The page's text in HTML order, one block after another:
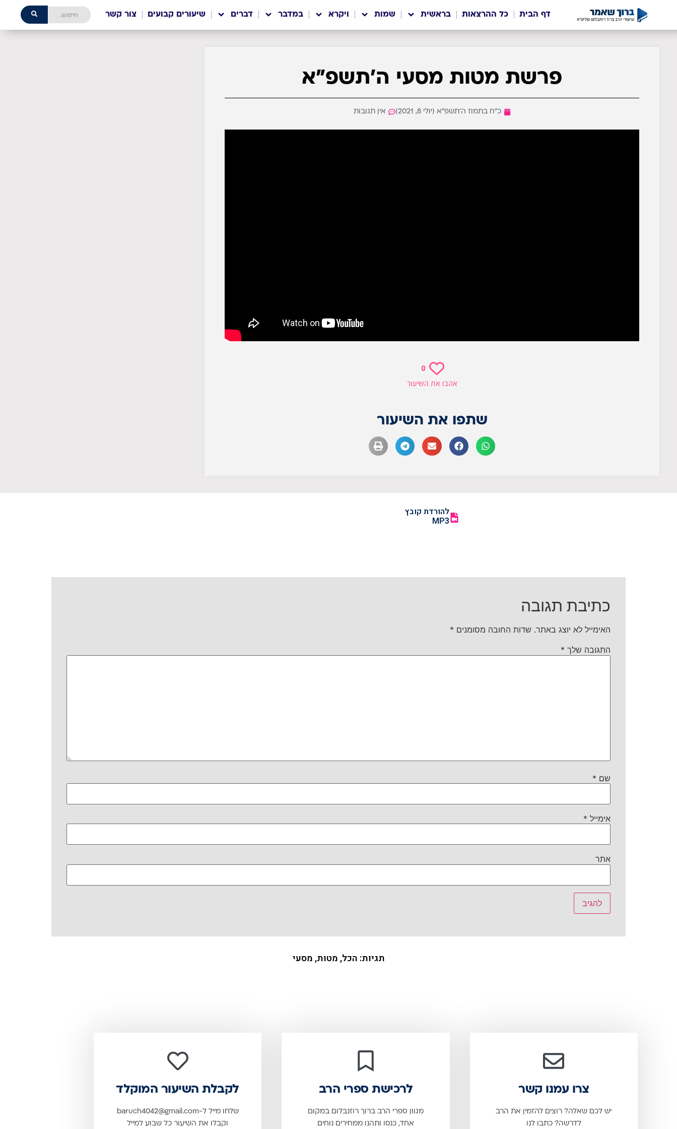
דף הבית כל ההרצאות בראשית שמות ויקרא במדבר דברים שיעורים קבועים צור קשר
פרשת מטות מסעי ה'תשפ"א
כ״ח בתמוז ה׳תשפ״א (יולי 8, 2021) אין תגובות
0
אהבו את השיעור
שתפו את השיעור
להורדת קובץ
MP3
כתיבת תגובה
האימייל לא יוצג באתר. שדות החובה מסומנים *
התגובה שלך *
שם *
אימייל *
אתר
תגיות: הכל,מטות,מסעי
צרו עמנו קשר
יש לכם שאלה? רוצים להזמין את הרב
לדרשה? כתבו לנו
לרכישת ספרי הרב
מגוון ספרי הרב ברוך רוזנבלום במקום
אחד, כנסו ותהנו ממחירים נוחים
לקבלת השיעור המוקלד
שלחו מייל ל-baruch4042@gmail.com
וקבלו את השיעור כל שבוע למייל